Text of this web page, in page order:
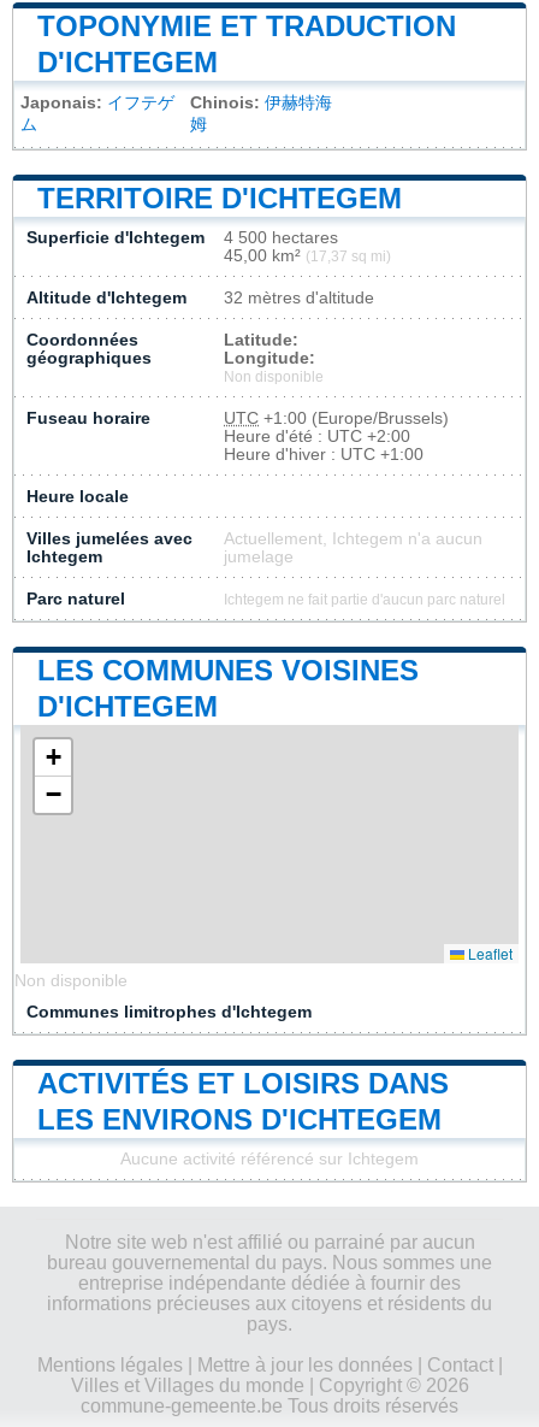
TOPONYMIE ET TRADUCTION
D'ICHTEGEM
Japonais: イフテゲ
ム
Chinois: 伊赫特海
姆
TERRITOIRE D'ICHTEGEM
Superficie d'Ichtegem
4 500 hectares
45,00 km² (17,37 sq mi)
Altitude d'Ichtegem 32 mètres d'altitude
Coordonnées
géographiques
Latitude:
Longitude:
Non disponible
Fuseau horaire UTC +1:00 (Europe/Brussels)
Heure d'été : UTC +2:00
Heure d'hiver : UTC +1:00
Heure locale
Villes jumelées avec
Ichtegem
Actuellement, Ichtegem n'a aucun
jumelage
Parc naturel Ichtegem ne fait partie d'aucun parc naturel
LES COMMUNES VOISINES
D'ICHTEGEM
+
−
Leaflet
Non disponible
Communes limitrophes d'Ichtegem
ACTIVITÉS ET LOISIRS DANS
LES ENVIRONS D'ICHTEGEM
Aucune activité référencé sur Ichtegem
Notre site web n'est affilié ou parrainé par aucun
bureau gouvernemental du pays. Nous sommes une
entreprise indépendante dédiée à fournir des
informations précieuses aux citoyens et résidents du
pays.
Mentions légales| Mettre à jour les données| Contact|
Villes et Villages du monde | Copyright © 2026
commune-gemeente.be Tous droits réservés